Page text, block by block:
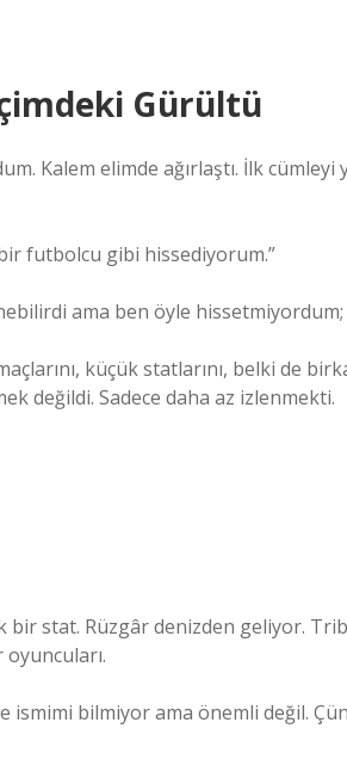
Gürültü
Kalem elimde ağırlaştı. İlk
futbolcu gibi hissediyorum.”
ama ben öyle
küçük statlarını, belki de
değildi. Sadece daha az izlenmekti.
bir stat. Rüzgâr denizden geliyor.
ismimi bilmiyor ama önemli değil.